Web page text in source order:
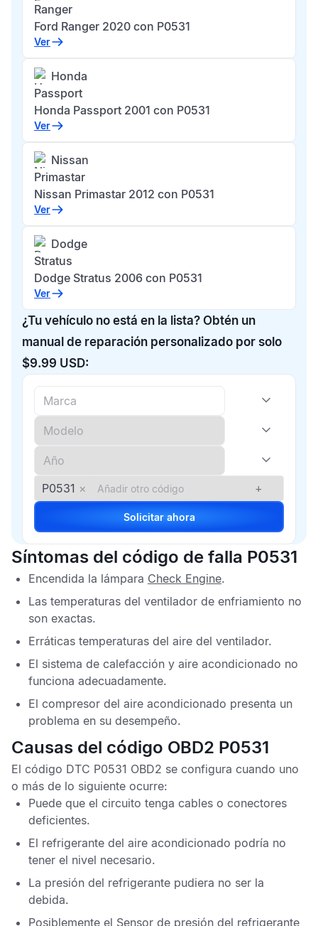
Ranger
Ford Ranger 2020 con P0531
Ver
Honda
Passport
Honda Passport 2001 con P0531
Ver
Nissan
Primastar
Nissan Primastar 2012 con P0531
Ver
Dodge
Stratus
Dodge Stratus 2006 con P0531
Ver
¿Tu vehículo no está en la lista? Obtén un
manual de reparación personalizado por solo
$9.99 USD:
P0531 × +
Solicitar ahora
Síntomas del código de falla P0531
Encendida la lámpara Check Engine.
Las temperaturas del ventilador de enfriamiento no
son exactas.
Erráticas temperaturas del aire del ventilador.
El sistema de calefacción y aire acondicionado no
funciona adecuadamente.
El compresor del aire acondicionado presenta un
problema en su desempeño.
Causas del código OBD2 P0531
El código DTC P0531 OBD2 se configura cuando uno
o más de lo siguiente ocurre:
Puede que el circuito tenga cables o conectores
deficientes.
El refrigerante del aire acondicionado podría no
tener el nivel necesario.
La presión del refrigerante pudiera no ser la
debida.
Posiblemente el Sensor de presión del refrigerante